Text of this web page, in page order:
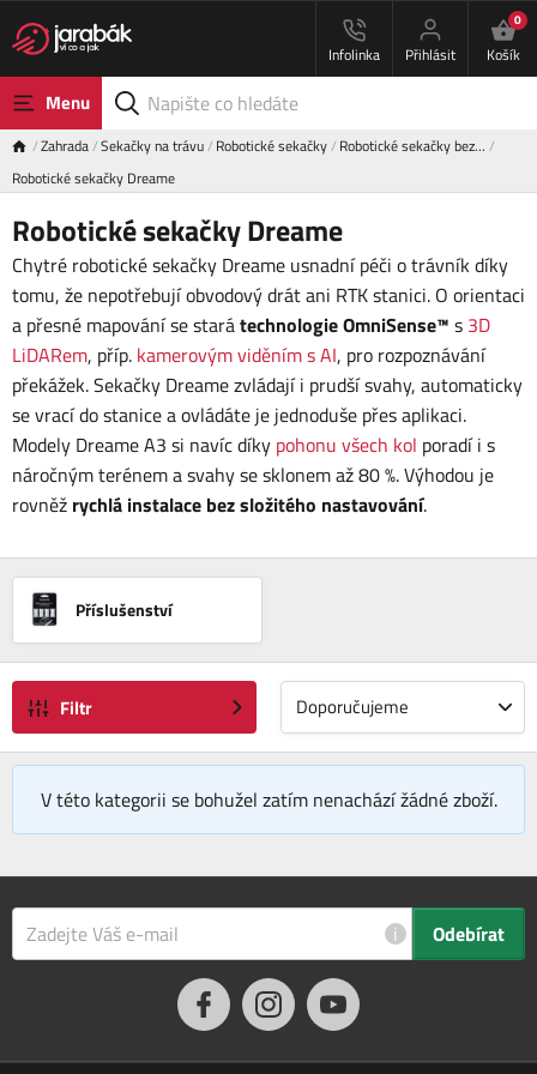
Infolinka Přihlásit
0
Košík
Menu
Zahrada Sekačky na trávu Robotické sekačky Robotické sekačky bez…
Robotické sekačky Dreame
Robotické sekačky Dreame
Chytré robotické sekačky Dreame usnadní péči o trávník díky
tomu, že nepotřebují obvodový drát ani RTK stanici. O orientaci
a přesné mapování se starátechnologie OmniSense™ s 3D
LiDARem, příp. kamerovým viděním s AI, pro rozpoznávání
překážek. Sekačky Dreame zvládají i prudší svahy, automaticky
se vrací do stanice a ovládáte je jednoduše přes aplikaci.
Modely Dreame A3 si navíc díky pohonu všech kol poradí i s
náročným terénem a svahy se sklonem až 80 %. Výhodou je
rovněž rychlá instalace bez složitého nastavování.
Příslušenství
Filtr Doporučujeme
V této kategorii se bohužel zatím nenachází žádné zboží.
i Odebírat